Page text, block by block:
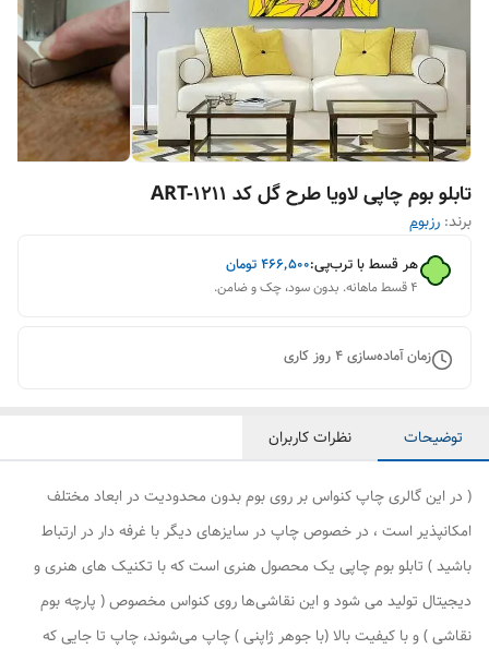
تابلو بوم چاپی لاویا طرح گل کد ART-1211
برند: رزبوم
هر قسط با ترب‌پی:۴۶۶٬۵۰۰تومان
۴ قسط ماهانه. بدون سود، چک و ضامن.
زمان آماده‌سازی4روز کاری
توضیحات نظرات کاربران
( در این گالری چاپ کنواس بر روی بوم بدون محدودیت در ابعاد مختلف
امکانپذیر است ، در خصوص چاپ در سایزهای دیگر با غرفه دار در ارتباط
باشید ) تابلو بوم چاپی یک محصول هنری است که با تکنیک های هنری و
دیجیتال تولید می شود و این نقاشی‌ها روی کنواس مخصوص ( پارچه بوم
نقاشی ) و با کیفیت بالا (با جوهر ژاپنی ) چاپ می‌شوند، چاپ تا جایی که